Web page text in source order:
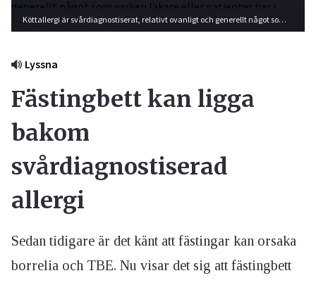
Köttallergi är svårdiagnostiserat, relativt ovanligt och generellt något som varken läkare eller patienter har i åtanke. Foto: Shutterstock
Lyssna
Fästingbett kan ligga
bakom
svårdiagnostiserad
allergi
Sedan tidigare är det känt att fästingar kan orsaka
borrelia och TBE. Nu visar det sig att fästingbett